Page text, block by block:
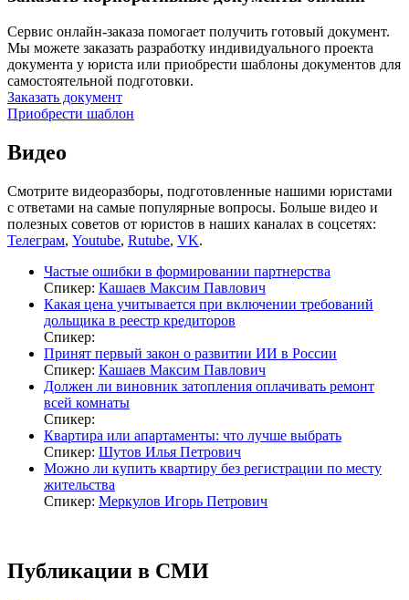
Сервис онлайн-заказа помогает получить готовый документ.
Мы можете заказать разработку индивидуального проекта
документа у юриста или приобрести шаблоны документов для
самостоятельной подготовки.
Заказать документ
Приобрести шаблон
Видео
Смотрите видеоразборы, подготовленные нашими юристами
с ответами на самые популярные вопросы. Больше видео и
полезных советов от юристов в наших каналах в соцсетях:
Телеграм, Youtube, Rutube, VK.
Частые ошибки в формировании партнерства
Спикер: Кашаев Максим Павлович
Какая цена учитывается при включении требований
дольщика в реестр кредиторов
Спикер:
Принят первый закон о развитии ИИ в России
Спикер: Кашаев Максим Павлович
Должен ли виновник затопления оплачивать ремонт
всей комнаты
Спикер:
Квартира или апартаменты: что лучше выбрать
Спикер: Шутов Илья Петрович
Можно ли купить квартиру без регистрации по месту
жительства
Спикер: Меркулов Игорь Петрович
Публикации в СМИ